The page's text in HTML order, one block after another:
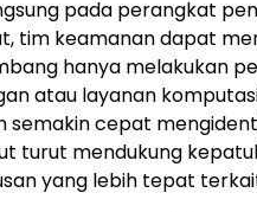
pada perangkat
tim keamanan dapat
hanya melakukan
atau layanan
semakin cepat
turut mendukung
yang lebih tepat